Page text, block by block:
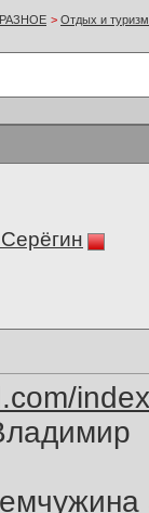
РАЗНОЕ > Отдых и туризм